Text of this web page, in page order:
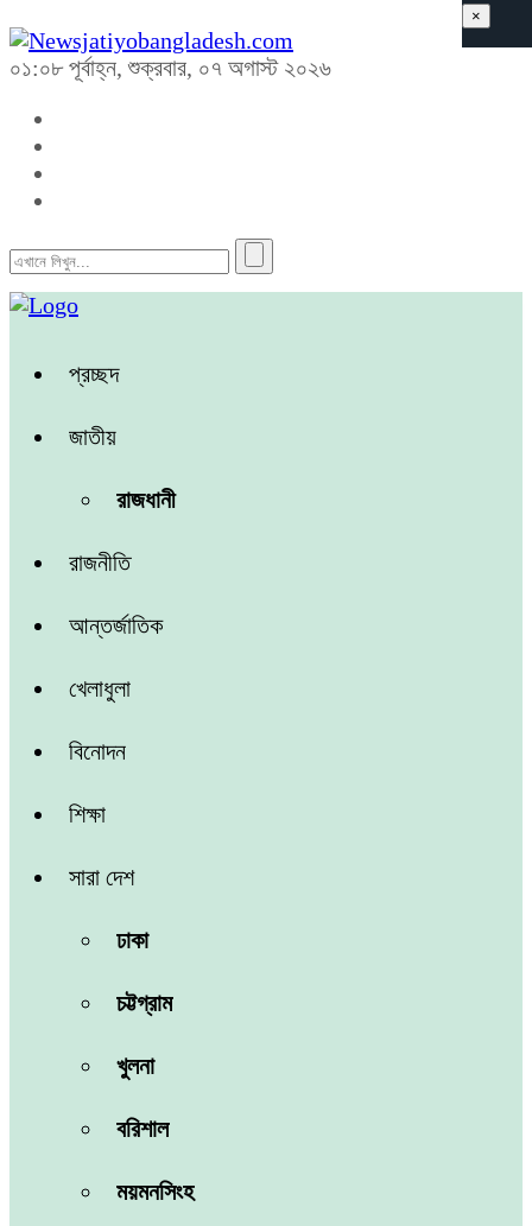
০১:০৮ পূর্বাহ্ন, শুক্রবার, ০৭ অগাস্ট ২০২৬
প্রচ্ছদ
জাতীয়
রাজধানী
রাজনীতি
আন্তর্জাতিক
খেলাধুলা
বিনোদন
শিক্ষা
সারা দেশ
ঢাকা
চট্টগ্রাম
খুলনা
বরিশাল
ময়মনসিংহ
×